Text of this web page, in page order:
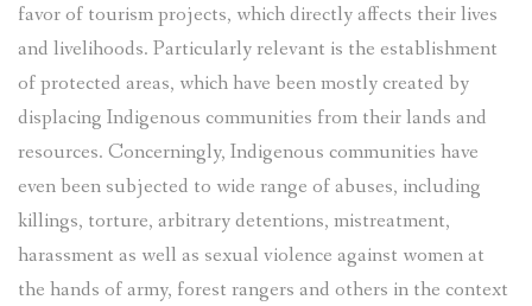
favor of tourism projects, which directly affects their lives
and livelihoods. Particularly relevant is the establishment
of protected areas, which have been mostly created by
displacing Indigenous communities from their lands and
resources. Concerningly, Indigenous communities have
even been subjected to wide range of abuses, including
killings, torture, arbitrary detentions, mistreatment,
harassment as well as sexual violence against women at
the hands of army, forest rangers and others in the context